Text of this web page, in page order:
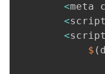
<meta
<
<
$ (